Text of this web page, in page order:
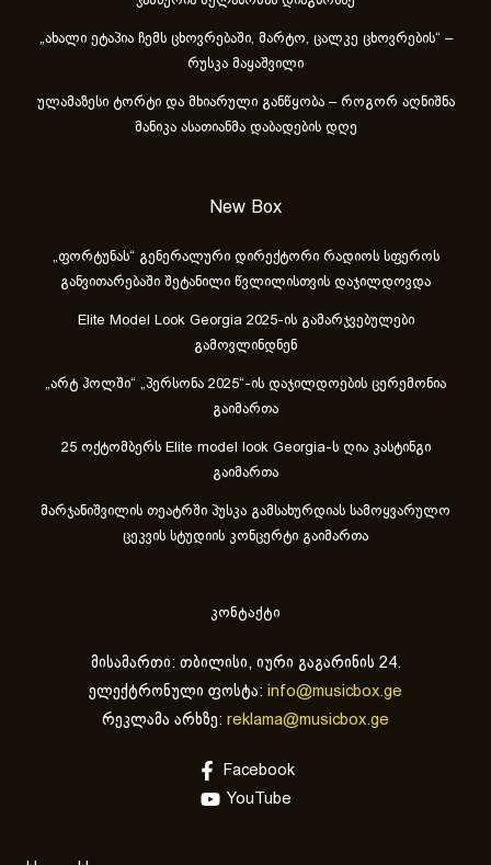
„ახა­ლი ეტა­პია ჩემს ცხოვ­რე­ბა­ში, მარ­ტო, ცალ­კე ცხოვ­რე­ბის“ –
რუსკა მაყაშვილი
ულამაზესი ტორტი და მხიარული განწყობა – როგორ აღნიშნა
მანიკა ასათიანმა დაბადების დღე
New Box
„ფორტუნას“ გენერალური დირექტორი რადიოს სფეროს
განვითარებაში შეტანილი წვლილისთვის დაჯილდოვდა
Elite Model Look Georgia 2025-ის გამარჯვებულები
გამოვლინდნენ
„არტ ჰოლში“ „პერსონა 2025“-ის დაჯილდოების ცერემონია
გაიმართა
25 ოქტომბერს Elite model look Georgia-ს ღია კასტინგი
გაიმართა
მარჯანიშვილის თეატრში პუსკა გამსახურდიას სამოყვარულო
ცეკვის სტუდიის კონცერტი გაიმართა
კონტაქტი
მისამართი: თბილისი, იური გაგარინის 24.
ელექტრონული ფოსტა: info@musicbox.ge
რეკლამა არხზე: reklama@musicbox.ge
Facebook
YouTube